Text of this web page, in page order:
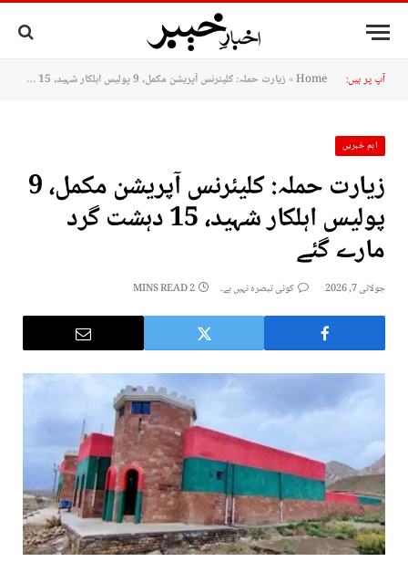
آپ پر ہیں: Home
» زیارت حملہ: کلیئرنس آپریشن مکمل، 9 پولیس اہلکار شہید، 15 دہشت گرد مارے گئے
اہم خبریں
زیارت حملہ: کلیئرنس آپریشن مکمل، 9
پولیس اہلکار شہید، 15 دہشت گرد
مارے گئے
جولائی 7, 2026 کوئی تبصرہ نہیں ہے۔ 2 MINS READ